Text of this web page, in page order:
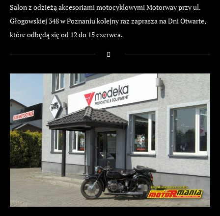
Salon z odzieżą akcesoriami motocyklowymi Motorway przy ul.
Głogowskiej 348 w Poznaniu kolejny raz zaprasza na Dni Otwarte,
które odbędą się od 12 do 15 czerwca.